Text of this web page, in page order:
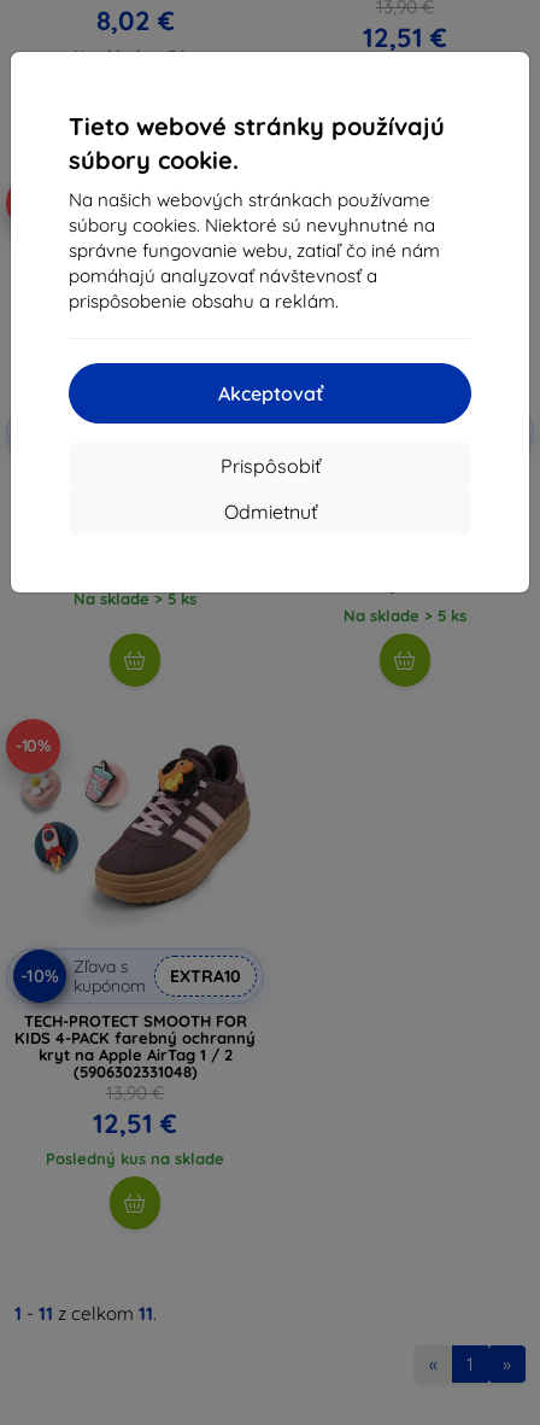
Tieto webové stránky používajú
súbory cookie.
Na našich webových stránkach používame
súbory cookies. Niektoré sú nevyhnutné na
správne fungovanie webu, zatiaľ čo iné nám
pomáhajú analyzovať návštevnosť a
prispôsobenie obsahu a reklám.
Akceptovať
Prispôsobiť
Odmietnuť
8,02 €
Na sklade > 5 ks
13,90 €
12,51 €
Zľava s
TECH-PROTECT Kevlar Apple
Na sklade > 5 ks
-10%
Zľava s
TECH-PROTECT SMOOTH FOR
kryt na Apple AirTag 1 / 2
Na sklade > 5 ks
-10%
-10%
Zľava s
kupónom
EXTRA10
TECH-PROTECT SMOOTH FOR
KIDS 4-PACK farebný ochranný
kryt na Apple AirTag 1 / 2
(5906302331048)
13,90 €
12,51 €
Posledný kus na sklade
1 - 11 z celkom 11.
« 1 »